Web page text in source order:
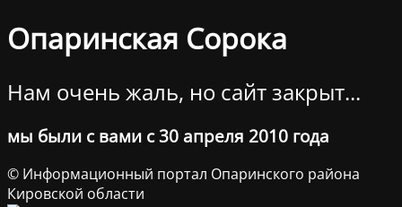
Опаринская Сорока
Нам очень жаль, но сайт закрыт...
мы были с вами с 30 апреля 2010 года
© Информационный портал Опаринского района
Кировской области